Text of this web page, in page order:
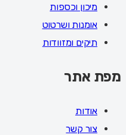
מיכון וכספות
אומנות ושרטוט
תיקים ומזוודות
מפת אתר
אודות
צור קשר